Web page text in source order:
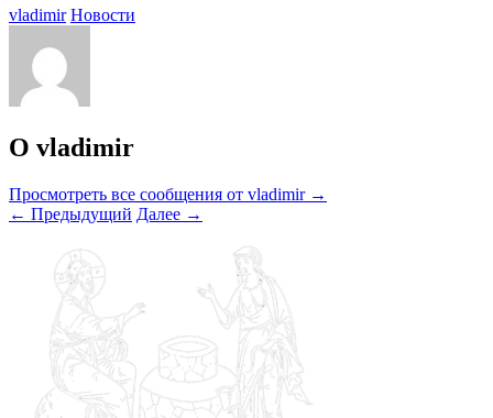
vladimir Новости
О vladimir
Просмотреть все сообщения от vladimir →
← Предыдущий Далее →